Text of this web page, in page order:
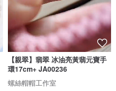
【親翠】翡翠 冰油亮黃翡元寶手
環17cm+ JA00236
螺絲帽帽工作室